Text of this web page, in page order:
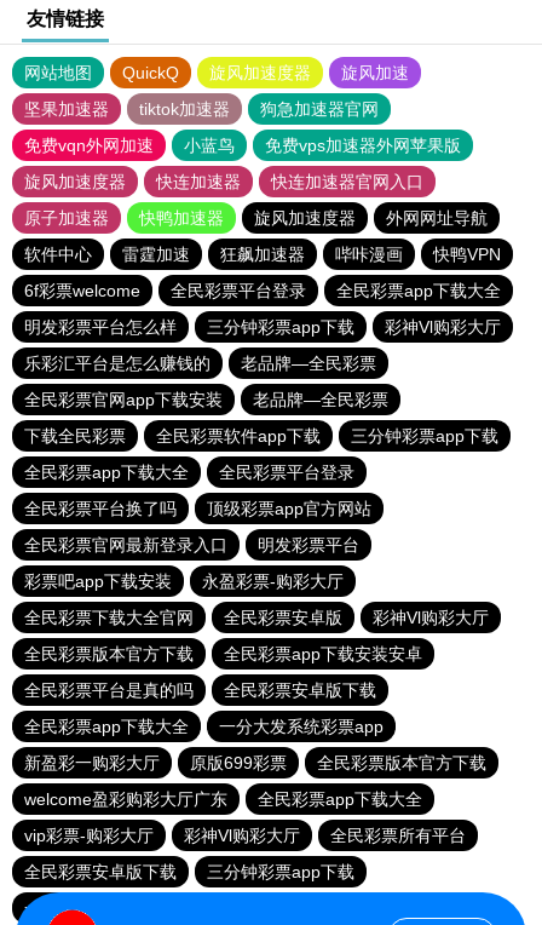
友情链接
网站地图 QuickQ 旋风加速度器
旋风加速
坚果加速器
tiktok加速器
狗急加速器官网
免费vqn外网加速
小蓝鸟
免费vps加速器外网苹果版
旋风加速度器
快连加速器
快连加速器官网入口
原子加速器
快鸭加速器 旋风加速度器
外网网址导航
软件中心
雷霆加速 狂飙加速器 哔咔漫画
快鸭VPN
6f彩票welcome
全民彩票平台登录
全民彩票app下载大全
明发彩票平台怎么样
三分钟彩票app下载
彩神Vl购彩大厅
乐彩汇平台是怎么赚钱的
老品牌—全民彩票
全民彩票官网app下载安装
老品牌—全民彩票
下载全民彩票
全民彩票软件app下载
三分钟彩票app下载
全民彩票app下载大全
全民彩票平台登录
全民彩票平台换了吗
顶级彩票app官方网站
全民彩票官网最新登录入口
明发彩票平台
彩票吧app下载安装
永盈彩票-购彩大厅
全民彩票下载大全官网
全民彩票安卓版
彩神Vl购彩大厅
全民彩票版本官方下载
全民彩票app下载安装安卓
全民彩票平台是真的吗
全民彩票安卓版下载
全民彩票app下载大全
一分大发系统彩票app
新盈彩一购彩大厅
原版699彩票
全民彩票版本官方下载
welcome盈彩购彩大厅广东
全民彩票app下载大全
vip彩票-购彩大厅
彩神Vl购彩大厅
全民彩票所有平台
全民彩票安卓版下载
三分钟彩票app下载
一分大发系统彩票app